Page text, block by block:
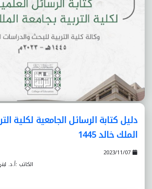
دليل كتابة الرسائل الجامعية لكلية
الملك خالد 1445
الكاتب :أ.د.